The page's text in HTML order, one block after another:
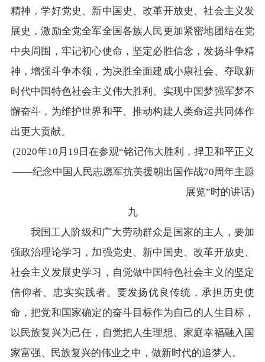
精神，学好党史、新中国史、改革开放史、社会主义发
展史，激励全党全军全国各族人民更加紧密地团结在党
中央周围，牢记初心使命，坚定必胜信念，发扬斗争精
神，增强斗争本领，为决胜全面建成小康社会、夺取新
时代中国特色社会主义伟大胜利、实现中国梦强军梦不
懈奋斗，为维护世界和平、推动构建人类命运共同体作
出更大贡献。
(2020年10月19日在参观“铭记伟大胜利，捍卫和平正义
——纪念中国人民志愿军抗美援朝出国作战70周年主题
展览”时的讲话)
九
我国工人阶级和广大劳动群众是国家的主人，要加
强政治理论学习，加强党史、新中国史、改革开放史、
社会主义发展史学习，自觉做中国特色社会主义的坚定
信仰者、忠实实践者。要发扬优良传统，承担历史使
命，把党和国家确定的奋斗目标作为自己的人生目标，
以民族复兴为己任，自觉把人生理想、家庭幸福融入国
家富强、民族复兴的伟业之中，做新时代的追梦人。